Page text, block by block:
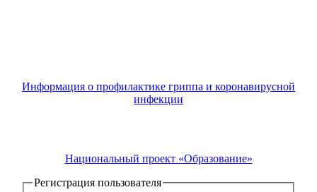
Информация о профилактике гриппа и коронавирусной
инфекции
Национальный проект «Образование»
Регистрация пользователя